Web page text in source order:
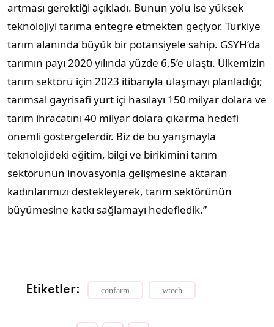
artması gerektiği açıkladı. Bunun yolu ise yüksek
teknolojiyi tarıma entegre etmekten geçiyor. Türkiye
tarım alanında büyük bir potansiyele sahip. GSYH’da
tarımın payı 2020 yılında yüzde 6,5’e ulaştı. Ülkemizin
tarım sektörü için 2023 itibarıyla ulaşmayı planladığı;
tarımsal gayrisafi yurt içi hasılayı 150 milyar dolara ve
tarım ihracatını 40 milyar dolara çıkarma hedefi
önemli göstergelerdir. Biz de bu yarışmayla
teknolojideki eğitim, bilgi ve birikimini tarım
sektörünün inovasyonla gelişmesine aktaran
kadınlarımızı destekleyerek, tarım sektörünün
büyümesine katkı sağlamayı hedefledik.”
Etiketler: confarm wtech